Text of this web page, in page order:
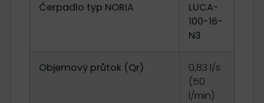
Čerpadlo typ NORIA
LUCA-
100-16-
N3
Objemový průtok (Qr)
0,83 l/s
(50
l/min)